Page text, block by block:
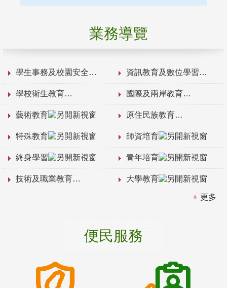
業務導覽
學生事務及校園安全 資訊教育及數位學習
學校衛生教育 國際及兩岸教育
藝術教育 原住民族教育
特殊教育 師資培育
終身學習 青年培育
技術及職業教育 大學教育
更多
便民服務